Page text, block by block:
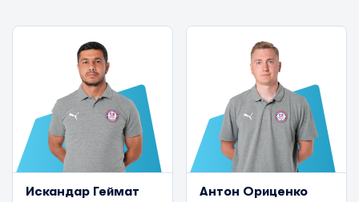
Искандар Геймат Антон Ориценко